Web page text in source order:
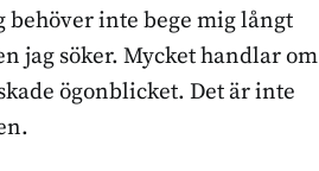
behöver inte bege mig långt
jag söker. Mycket handlar om
ögonblicket. Det är inte